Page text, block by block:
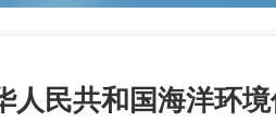
人民共和国海洋环境